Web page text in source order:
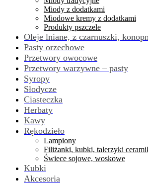
Miody z dodatkami
Miodowe kremy z dodatkami
Produkty pszczele
Oleje lniane, z czarnuszki,
Pasty orzechowe
Przetwory owocowe
Przetwory warzywne – pasty
Syropy
Słodycze
Ciasteczka
Herbaty
Kawy
Rękodzieło
Lampiony
Filiżanki, kubki, talerzyki
Świece sojowe, woskowe
Kubki
Akcesoria